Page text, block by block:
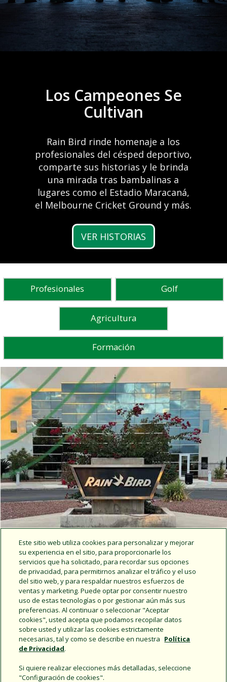
Los Campeones Se
Cultivan
Rain Bird rinde homenaje a los
profesionales del césped deportivo,
comparte sus historias y le brinda
una mirada tras bambalinas a
lugares como el Estadio Maracaná,
el Melbourne Cricket Ground y más.
VER HISTORIAS
Visita la serie de
documentales,
TREE STORIES
para conocer los árboles
más emblemáticos de
América.
Conoce más
Ventajas del riego
automático
Más información
Controlador inteligente RC2
La velocidad es estándar
Ahora disponible en la nueva aplicación Rain Bird
2.0
LEARN MORE
Profesionales Golf
Agricultura
Formación
Noticias de Rain Bird
Este sitio web utiliza cookies para personalizar y mejorar
su experiencia en el sitio, para proporcionarle los
servicios que ha solicitado, para recordar sus opciones
de privacidad, para permitirnos analizar el tráfico y el uso
del sitio web, y para respaldar nuestros esfuerzos de
ventas y marketing. Puede optar por consentir nuestro
uso de estas tecnologías o por gestionar aún más sus
preferencias. Al continuar o seleccionar "Aceptar
cookies", usted acepta que podamos recopilar datos
sobre usted y utilizar las cookies estrictamente
necesarias, tal y como se describe en nuestra Política
de Privacidad.
Si quiere realizar elecciones más detalladas, seleccione
"Configuración de cookies".